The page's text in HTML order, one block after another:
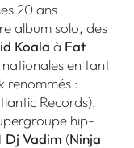
20 ans
album solo, des
Koala à Fat
en tant
renommés :
Records),
hip-
Dj Vadim (Ninja